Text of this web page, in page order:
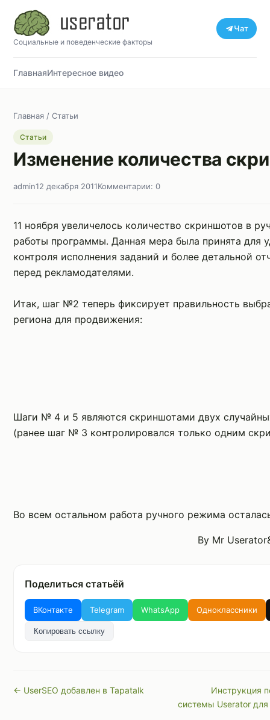
Социальные и поведенческие факторы
Чат
ГлавнаяИнтересное видео
Главная / Статьи
Статьи
Изменение количества
admin12 декабря 2011Комментарии: 0
11 ноября увеличелось количество скриншотов в
работы программы. Данная мера была принята для
контроля исполнения заданий и более детальной
перед рекламодателями.
Итак, шаг №2 теперь фиксирует правильность
региона для продвижения:
Шаги № 4 и 5 являются скриншотами двух
(ранее шаг № 3 контролировался только одним
Во всем остальном работа ручного режима
By Mr
Поделиться статьёй
ВКонтакте Telegram WhatsApp Одноклассники
Копировать ссылку
← UserSEO добавлен в Tapatalk
Инструкция
системы Userator